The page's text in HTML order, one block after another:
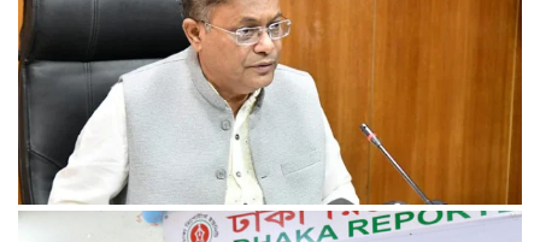
রেললাইন কাটা, গাড়িতে আগুন—এ কোন রাজনীতি, প্রশ্ন তথ্যমন্ত্রীর